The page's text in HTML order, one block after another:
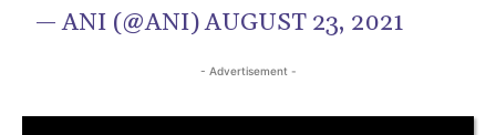
— ANI (@ANI)AUGUST 23, 2021
- Advertisement -